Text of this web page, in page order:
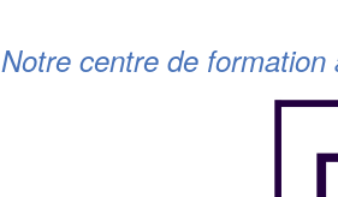
Notre centre de